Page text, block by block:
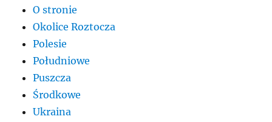
O stronie
Okolice Roztocza
Polesie
Południowe
Puszcza
Środkowe
Ukraina